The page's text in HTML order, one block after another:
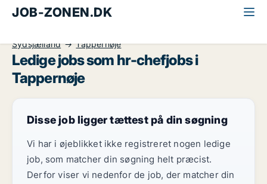
JOB-ZONEN.DK
Sydsjælland
Tappernøje
Ledige jobs som hr-chefjobs i
Tappernøje
Disse job ligger tættest på din søgning
Vi har i øjeblikket ikke registreret nogen ledige
job, som matcher din søgning helt præcist.
Derfor viser vi nedenfor de job, der matcher din